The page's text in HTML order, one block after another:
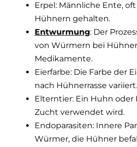
Erpel: Männliche Ente,
Hühnern gehalten.
Entwurmung: Der
von Würmern bei
Medikamente.
Eierfarbe: Die Farbe der
nach Hühnerrasse variiert.
Elterntier: Ein Huhn oder
Zucht verwendet wird.
Endoparasiten: Innere
Würmer, die Hühner